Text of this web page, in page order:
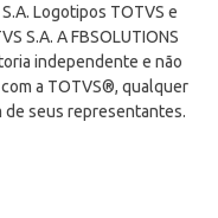
Logotipos TOTVS e
S.A. A FBSOLUTIONS
independente e não
a TOTVS®, qualquer
de seus representantes.